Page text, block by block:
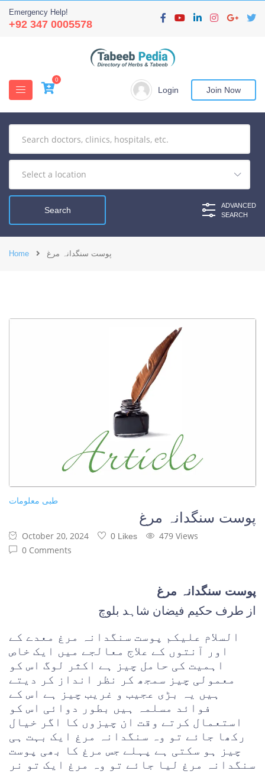
Emergency Help!
+92 347 0005578
0
Login Join Now
ADVANCED
SEARCH
Home پوست سنگدانہ مرغ
طبی معلومات
پوست سنگدانہ مرغ
October 20, 2024 0 Likes
479 Views
0 Comments
پوست سنگدانہ مرغ
از طرف حکیم فیضان شاہد بلوچ
السلام علیکم پوست سنگدانہ مرغ معدے کے
اور آنتوں کے علاج معالجے میں ایک خاص
اہمیت کی حامل چیز ہے اکثر لوگ اس کو
معمولی چیز سمجھ کر نظر انداز کر دیتے
ہیں یہ بڑی عجیب و غریب چیز ہے اس کے
فوائد مسلمہ ہیں بطور دوائی اس کو
استعمال کرتے وقت ان چیزوں کا اگر خیال
رکھا جائے تو وہ سنگدانہ مرغ ایک بہت ہی
چیز ہو سکتی ہے پہلے جس مرغ کا بھی پوست
سنگدانہ مرغ لیا جائے تو وہ مرغ ایک تو نر